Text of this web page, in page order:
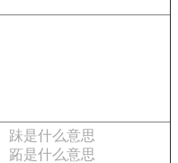
跊是什么意思
跖是什么意思